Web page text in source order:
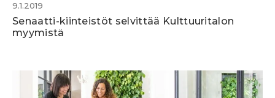
9.1.2019
Senaatti-kiinteistöt selvittää Kulttuuritalon
myymistä